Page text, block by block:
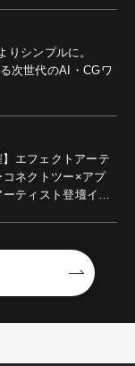
りシンプルに。
次世代のAI・CGワ
】エフェクトアーテ
ネクトツー×アプ
ティスト登壇イベ